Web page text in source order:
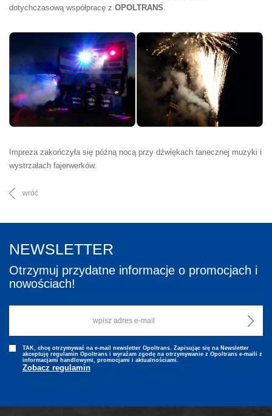
dotychczasową współpracę z OPOLTRANS.
Impreza zakończyła się późną nocą przy dźwiękach tanecznej muzyki i
wystrzałach fajerwerków.
wróć
NEWSLETTER
Otrzymuj przydatne informacje o promocjach i
nowościach!
TAK, chcę otrzymywać na e-mail newsletter Opoltrans. Zapisując się na Newsletter
akceptuję regulamin Opoltrans i wyraźam zgodę na otrzymywanie z Opoltrans e-maili z
informacjami handlowymi, promocjami i aktualnościami.
Zobacz regulamin